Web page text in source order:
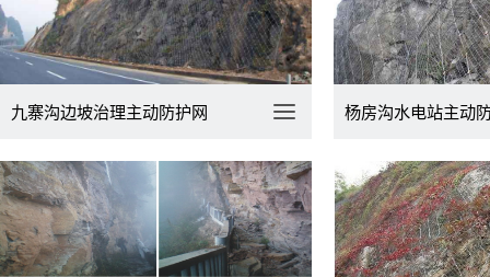
九寨沟边坡治理主动防护网 杨房沟水电站主动